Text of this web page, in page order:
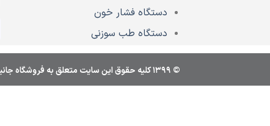
دستگاه فشار خون
دستگاه طب سوزنی
© 1399 کليه حقوق اين سايت متعلق به فروشگاه جانیتا استور می‌باشد.